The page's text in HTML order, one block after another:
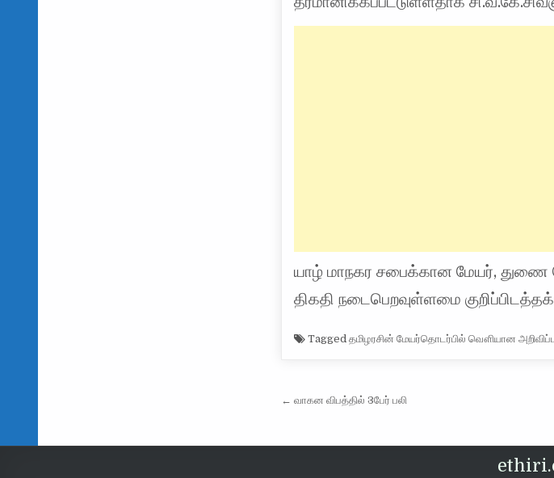
யாழ் மாநகர சபைக்கான மேயர், துணை
திகதி நடைபெறவுள்ளமை
Taggedதமிழரசின் மேயர்தொடர்பில் வௌியான
Post navigation
← வாகன விபத்தில் 3பேர் பலி